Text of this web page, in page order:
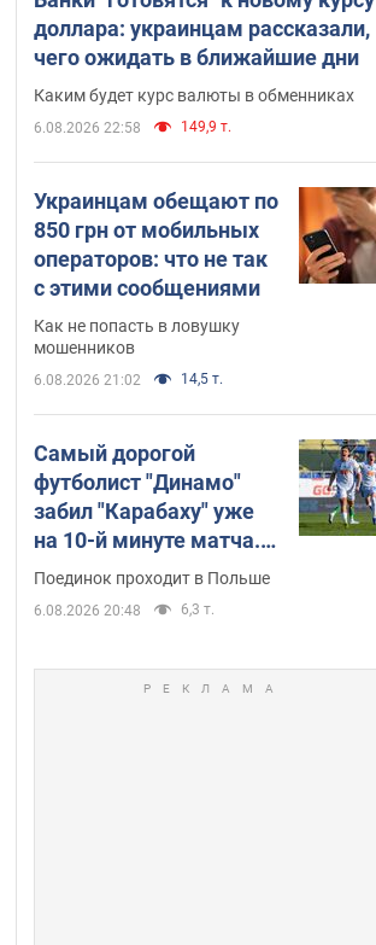
доллара: украинцам рассказали,
чего ожидать в ближайшие дни
Каким будет курс валюты в обменниках
6.08.2026 22:58 149,9 т.
Украинцам обещают по
850 грн от мобильных
операторов: что не так
с этими сообщениями
Как не попасть в ловушку
мошенников
6.08.2026 21:02 14,5 т.
Самый дорогой
футболист "Динамо"
забил "Карабаху" уже
на 10-й минуте матча.
Видео
Поединок проходит в Польше
6.08.2026 20:48 6,3 т.